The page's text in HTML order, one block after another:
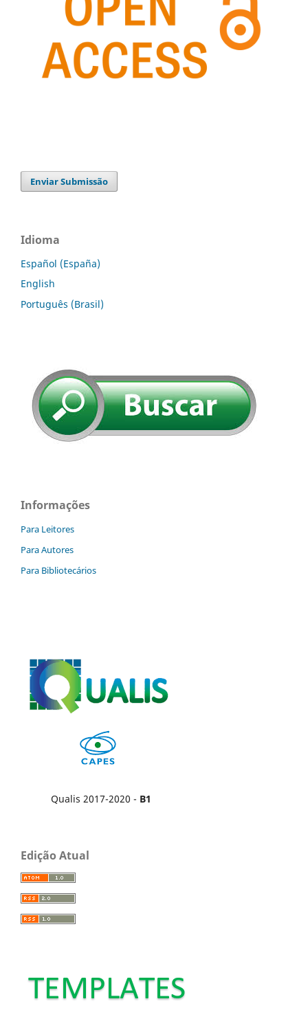
Enviar Submissão
Idioma
Español (España)
English
Português (Brasil)
Informações
Para Leitores
Para Autores
Para Bibliotecários
Qualis 2017-2020 - B1
Edição Atual